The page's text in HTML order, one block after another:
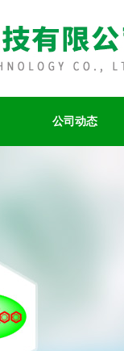
公司动态